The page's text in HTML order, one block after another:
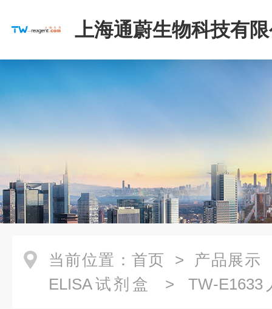
上海通蔚生物科技有
当前位置： 首页 > 产品展示
ELISA试剂盒
> TW-E1633